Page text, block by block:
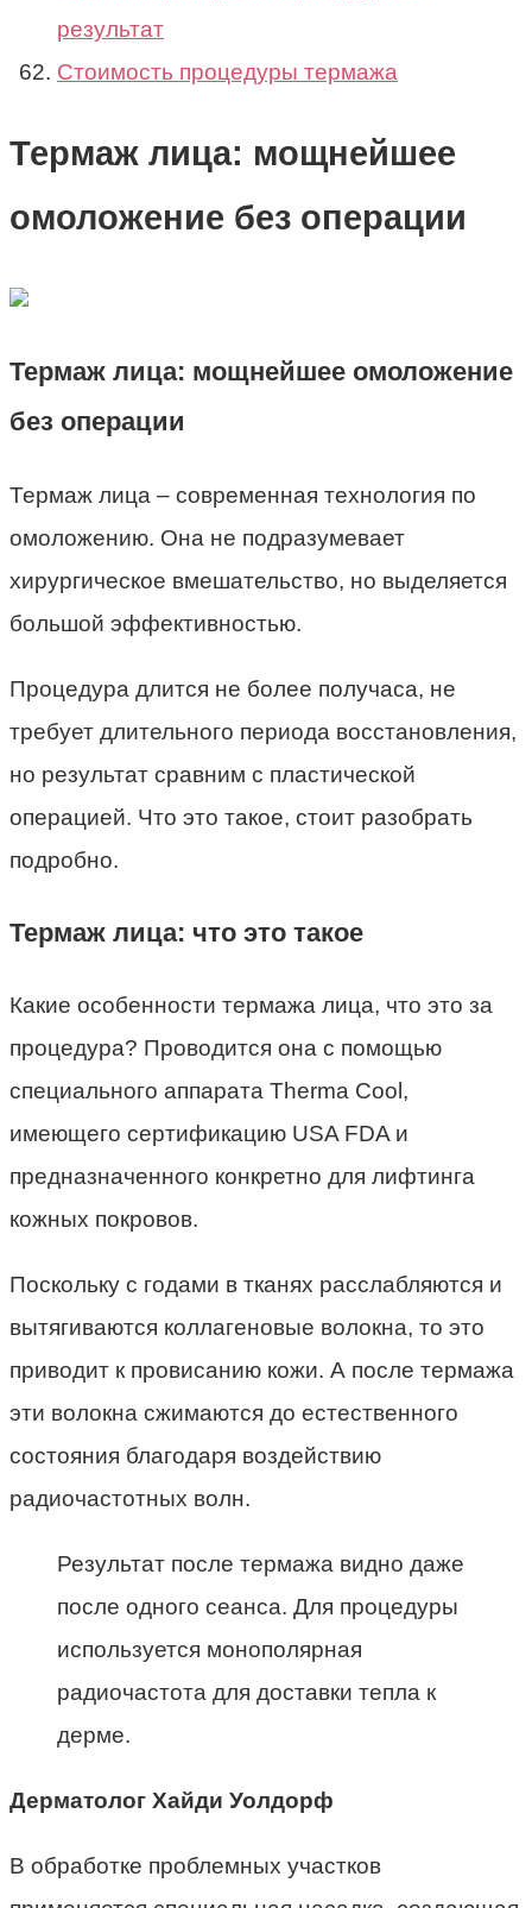
результат
Стоимость процедуры термажа
Термаж лица: мощнейшее
омоложение без операции
Термаж лица: мощнейшее омоложение
без операции
Термаж лица – современная технология по
омоложению. Она не подразумевает
хирургическое вмешательство, но выделяется
большой эффективностью.
Процедура длится не более получаса, не
требует длительного периода восстановления,
но результат сравним с пластической
операцией. Что это такое, стоит разобрать
подробно.
Термаж лица: что это такое
Какие особенности термажа лица, что это за
процедура? Проводится она с помощью
специального аппарата Therma Cool,
имеющего сертификацию USA FDA и
предназначенного конкретно для лифтинга
кожных покровов.
Поскольку с годами в тканях расслабляются и
вытягиваются коллагеновые волокна, то это
приводит к провисанию кожи. А после термажа
эти волокна сжимаются до естественного
состояния благодаря воздействию
радиочастотных волн.
Результат после термажа видно даже
после одного сеанса. Для процедуры
используется монополярная
радиочастота для доставки тепла к
дерме.
Дерматолог Хайди Уолдорф
В обработке проблемных участков